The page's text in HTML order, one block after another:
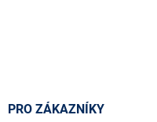
PRO ZÁKAZNÍKY